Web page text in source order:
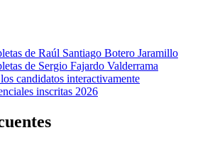
de Raúl Santiago Botero Jaramillo
de Sergio Fajardo Valderrama
candidatos interactivamente
inscritas 2026